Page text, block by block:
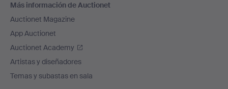
Más información de Auctionet
Auctionet Magazine
App Auctionet
Auctionet Academy
Artistas y diseñadores
Temas y subastas en sala